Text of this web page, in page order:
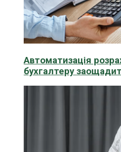
Автоматизація
бухгалтеру